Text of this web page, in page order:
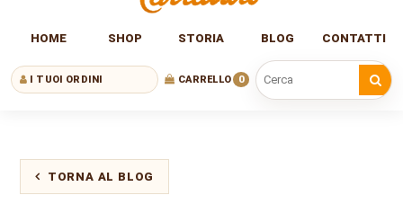
HOME SHOP STORIA BLOG CONTATTI
Cerca nel sito
I TUOI ORDINI CARRELLO 0
TORNA AL BLOG